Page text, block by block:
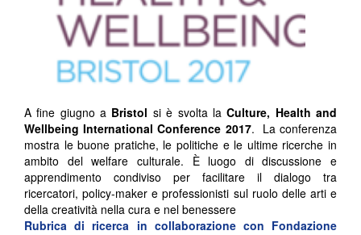
A fine giugno a Bristol si è svolta laCulture, Health and
Wellbeing International Conference 2017. La conferenza
mostra le buone pratiche, le politiche e le ultime ricerche in
ambito del welfare culturale. È luogo di discussione e
apprendimento condiviso per facilitare il dialogo tra
ricercatori, policy-maker e professionisti sul ruolo delle arti e
della creatività nella cura e nel benessere
Rubrica di ricerca in collaborazione con Fondazione